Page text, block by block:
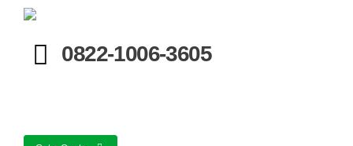
0822-1006-3605